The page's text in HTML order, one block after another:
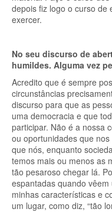
depois fiz logo o curso de
exercer.
No seu discurso de
humildes. Alguma vez
Acredito que é sempre
circunstâncias
discurso para que as
uma democracia e que
participar. Não é a nossa
ou oportunidades que
que nós, enquanto
temos mais ou menos as
tão pesaroso chegar lá.
espantadas quando
minhas características e
um lugar, como diz, “tão